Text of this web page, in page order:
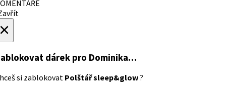
dárek pro Dominika…
si zablokovat Polštář sleep&glow?